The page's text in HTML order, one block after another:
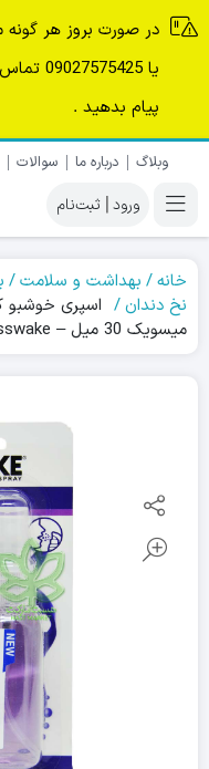
یا
پیام بدهید .
وبلاگ درباره ما سوالات
|
خانه بهداشت و سلامت
نخ دندان
اسپری خوشبو
میسویک 30 میل – misswake